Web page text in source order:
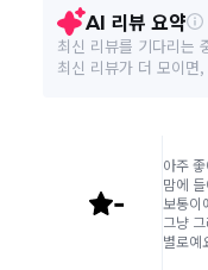
본 상품 정보의 내용은 공정거래
것으로 해당 정보에 대한 책임은
주
수
주
니
임
>
기